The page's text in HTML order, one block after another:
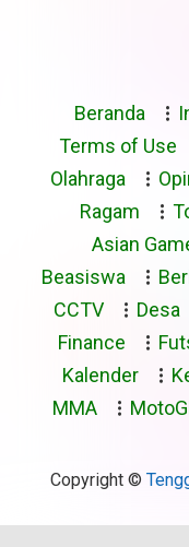
Beranda
Terms of Use
Olahraga
Ragam
Asian
Beasiswa
CCTV
Desa
Finance
Kalender
MMA
Copyright ©